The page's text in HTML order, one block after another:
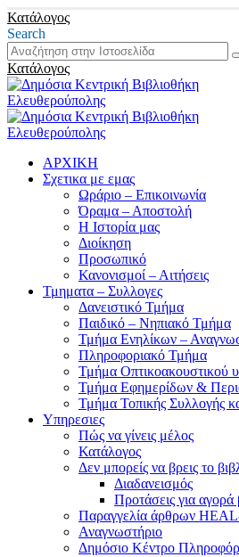
Κατάλογος
Search
Κατάλογος
ΑΡΧΙΚΗ
Σχετικα με εμας
Ωράριο – Επικοινωνία
Όραμα – Αποστολή
Η Ιστορία μας
Διοίκηση
Προσωπικό
Κανονισμοί – Αιτήσεις
Τμηματα – Συλλογες
Δανειστικό Τμήμα
Παιδικό – Νηπιακό Τμήμα
Τμήμα Ενηλίκων –
Πληροφοριακό Τμήμα
Τμήμα Οπτικοακουστικού
Τμήμα Εφημερίδων &
Τμήμα Τοπικής Συλλογής
Υπηρεσιες
Πώς να γίνεις μέλος
Κατάλογος
Δεν μπορείς να βρεις το
Διαδανεισμός
Προτάσεις για αγορά
Παραγγελία άρθρων
Αναγνωστήριο
Δημόσιο Κέντρο